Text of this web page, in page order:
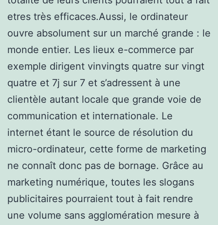
etres très efficaces.Aussi, le ordinateur
ouvre absolument sur un marché grande : le
monde entier. Les lieux e-commerce par
exemple dirigent vinvingts quatre sur vingt
quatre et 7j sur 7 et s’adressent à une
clientèle autant locale que grande voie de
communication et internationale. Le
internet étant le source de résolution du
micro-ordinateur, cette forme de marketing
ne connaît donc pas de bornage. Grâce au
marketing numérique, toutes les slogans
publicitaires pourraient tout à fait rendre
une volume sans agglomération mesure à